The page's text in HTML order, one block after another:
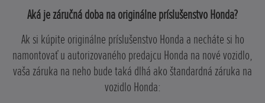
Aká je záručná doba na originálne príslušenstvo Honda?
Ak si kúpite originálne príslušenstvo Honda a necháte si ho
namontovať u autorizovaného predajcu Honda na nové vozidlo,
vaša záruka na neho bude taká dlhá ako štandardná záruka na
vozidlo Honda: